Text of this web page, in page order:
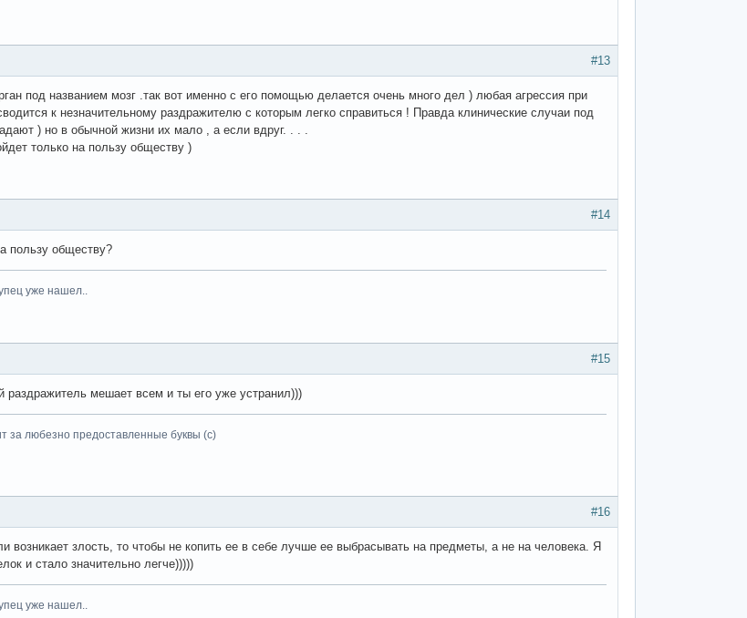
#13
под названием мозг .так вот именно с его помощью делается очень много дел ) любая агрессия при
к незначительному раздражителю с которым легко справиться ! Правда клинические случаи под
) но в обычной жизни их мало , а если вдруг. . . .
только на пользу обществу )
#14
пользу обществу?
уже нашел..
#15
раздражитель мешает всем и ты его уже устранил)))
за любезно предоставленные буквы (с)
#16
возникает злость, то чтобы не копить ее в себе лучше ее выбрасывать на предметы, а не на человека. Я
и стало значительно легче)))))
уже нашел..